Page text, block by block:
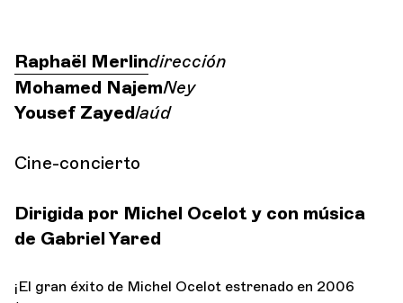
Raphaël Merlindirección
Mohamed NajemNey
Yousef Zayedlaúd
Cine-concierto
Dirigida por Michel Ocelot y con música
de Gabriel Yared
¡El gran éxito de Michel Ocelot estrenado en 2006